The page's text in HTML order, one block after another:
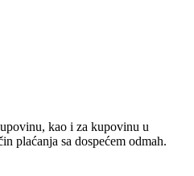
kao i za kupovinu u
plaćanja sa dospećem odmah.